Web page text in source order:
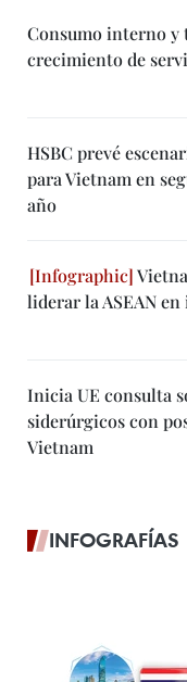
Consumo interno y
crecimiento de
HSBC prevé
para Vietnam en
año
liderar la ASEAN
Inicia UE consulta
siderúrgicos con
Vietnam
INFOGRAFÍAS